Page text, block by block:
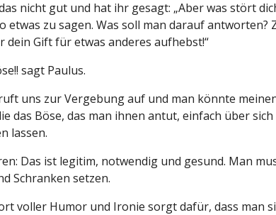
nicht gut und hat ihr gesagt: „Aber was stört
etwas zu sagen. Was soll man darauf
dein Gift für etwas anderes aufhebst!“
sagt Paulus.
uns zur Vergebung auf und man könnte
das Böse, das man ihnen antut, einfach über
lassen.
Das ist legitim, notwendig und gesund. Man
Schranken setzen.
voller Humor und Ironie sorgt dafür, dass man